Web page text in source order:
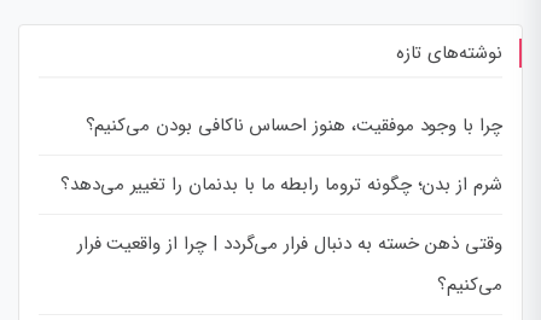
نوشته‌های تازه
چرا با وجود موفقیت، هنوز احساس ناکافی بودن می‌کنیم؟
شرم از بدن؛ چگونه تروما رابطه ما با بدنمان را تغییر می‌دهد؟
وقتی ذهن خسته به دنبال فرار می‌گردد | چرا از واقعیت فرار
می‌کنیم؟